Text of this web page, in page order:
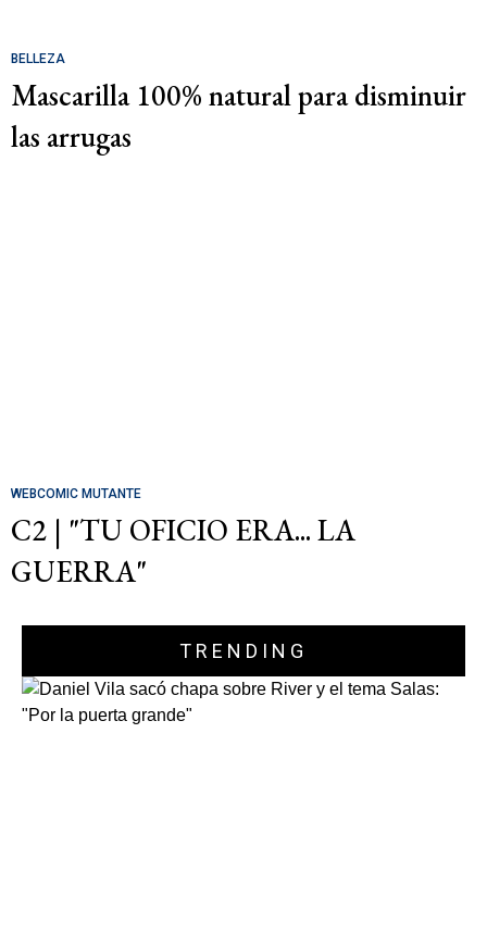
BELLEZA
Mascarilla 100% natural para disminuir
las arrugas
WEBCOMIC MUTANTE
C2 | "TU OFICIO ERA... LA
GUERRA"
TRENDING